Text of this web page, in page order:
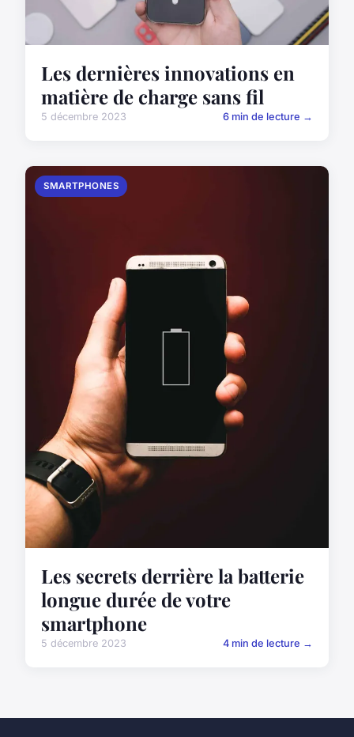
Les dernières innovations en
matière de charge sans fil
5 décembre 2023 6 min de lecture →
SMARTPHONES
Les secrets derrière la batterie
longue durée de votre
smartphone
5 décembre 2023 4 min de lecture →